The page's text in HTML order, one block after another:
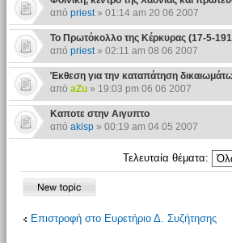
από priest» 01:14 am 20 06 2007
Το Πρωτόκολλο της Κέρκυρας (17-5-
από priest» 02:11 am 08 06 2007
Έκθεση για την καταπάτηση
από aZu» 19:03 pm 06 06 2007
Καποτε στην Αιγυπτο
από akisp» 00:19 am 04 05 2007
Τελευταία θέματα:
Επιστροφή στο Ευρετήριο Δ. Συζήτησης